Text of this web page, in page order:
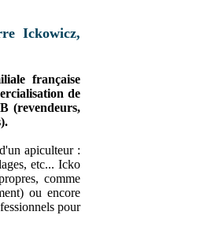
Ickowicz,
française
de
(revendeurs,
apiculteur :
etc... Icko
comme
ou encore
pour